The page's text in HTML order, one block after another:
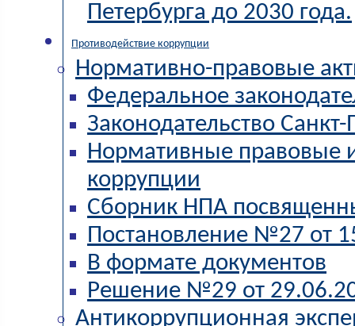
Петербурга до 2030 года.
Противодействие коррупции
Нормативно-правовые
Федеральное
Законодательство Санкт-
Нормативные правовые
коррупции
Сборник НПА
Постановление №27 от
В формате документов
Решение №29 от
Антикоррупционная